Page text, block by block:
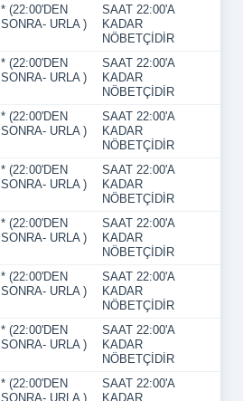
* (22:00'DEN
SONRA- URLA )
SAAT 22:00'A
KADAR
NÖBETÇİDİR
* (22:00'DEN
SONRA- URLA )
SAAT 22:00'A
KADAR
NÖBETÇİDİR
* (22:00'DEN
SONRA- URLA )
SAAT 22:00'A
KADAR
NÖBETÇİDİR
* (22:00'DEN
SONRA- URLA )
SAAT 22:00'A
KADAR
NÖBETÇİDİR
* (22:00'DEN
SONRA- URLA )
SAAT 22:00'A
KADAR
NÖBETÇİDİR
* (22:00'DEN
SONRA- URLA )
SAAT 22:00'A
KADAR
NÖBETÇİDİR
* (22:00'DEN
SONRA- URLA )
SAAT 22:00'A
KADAR
NÖBETÇİDİR
* (22:00'DEN
SONRA- URLA )
SAAT 22:00'A
KADAR